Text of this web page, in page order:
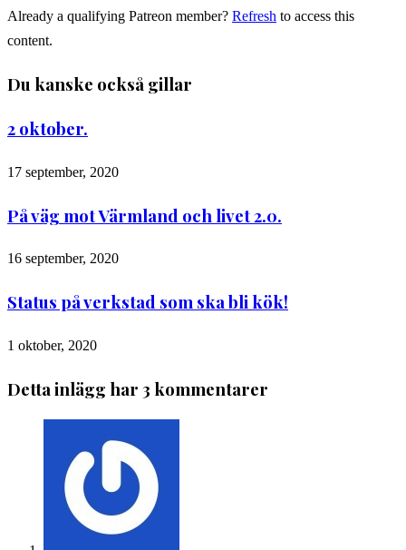
Already a qualifying Patreon member? Refresh to access this
content.
Du kanske också gillar
2 oktober.
17 september, 2020
På väg mot Värmland och livet 2.0.
16 september, 2020
Status på verkstad som ska bli kök!
1 oktober, 2020
Detta inlägg har 3 kommentarer